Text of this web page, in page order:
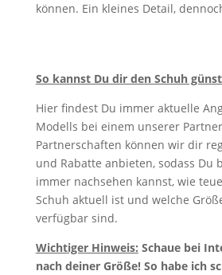
können. Ein kleines Detail,
So kannst Du dir den Schuh
Hier findest Du immer aktuelle
Modells bei einem unserer
Partnerschaften können wir dir
und Rabatte anbieten, sodass Du
immer nachsehen kannst, wie
Schuh aktuell ist und welche
verfügbar sind.
Wichtiger Hinweis: Schaue bei
nach deiner Größe! So habe ich